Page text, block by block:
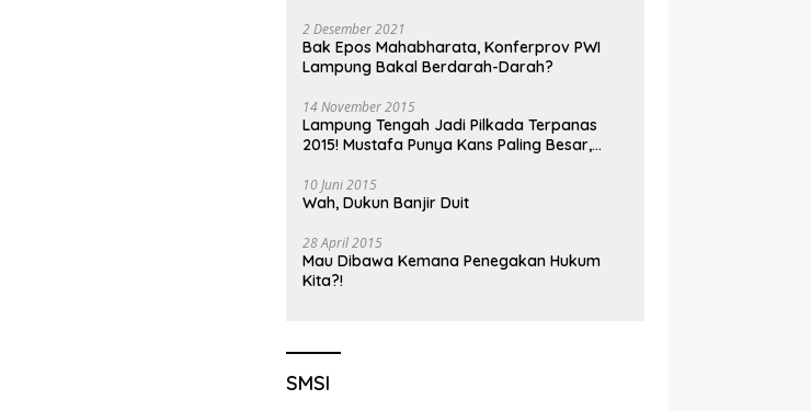
2 Desember 2021
Bak Epos Mahabharata, Konferprov PWI
Lampung Bakal Berdarah-Darah?
14 November 2015
Lampung Tengah Jadi Pilkada Terpanas
2015! Mustafa Punya Kans Paling Besar,
10 Juni 2015
Wah, Dukun Banjir Duit
28 April 2015
Mau Dibawa Kemana Penegakan Hukum
Kita?!
SMSI